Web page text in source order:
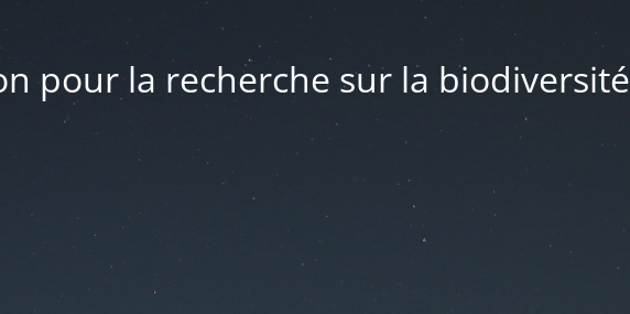
pour la recherche sur la biodiversité